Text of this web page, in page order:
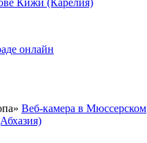
онлайн
Веб-камера в Мюссерском